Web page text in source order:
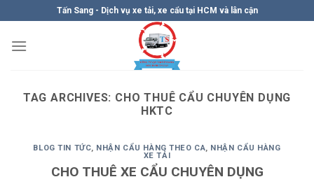
content
Tấn Sang - Dịch vụ xe tải, xe cẩu tại HCM và lân cận
TAG ARCHIVES: CHO THUÊ CẨU CHUYÊN DỤNG
HKTC
BLOG TIN TỨC, NHẬN CẨU HÀNG THEO CA, NHẬN CẨU HÀNG
XE TẢI
CHO THUÊ XE CẨU CHUYÊN DỤNG